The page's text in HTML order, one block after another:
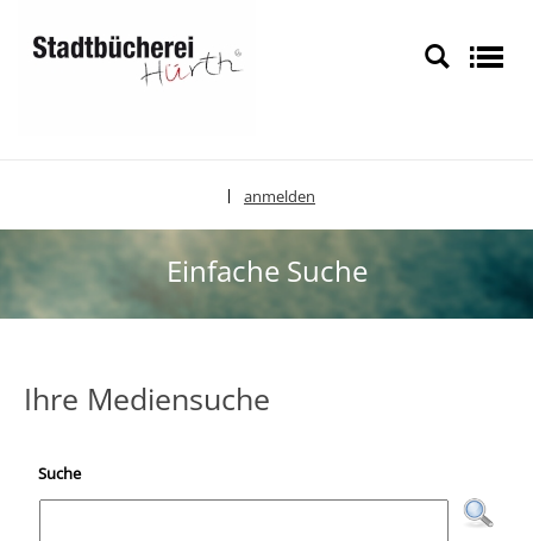
anmelden
Einfache Suche
Ihre Mediensuche
Suche